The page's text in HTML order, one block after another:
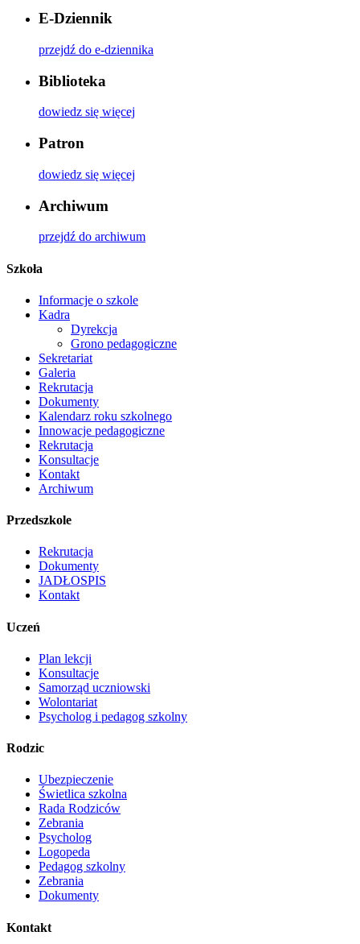
E-Dziennik
przejdź do e-dziennika
Biblioteka
dowiedz się więcej
Patron
dowiedz się więcej
Archiwum
przejdź do archiwum
Szkoła
Informacje o szkole
Kadra
Dyrekcja
Grono pedagogiczne
Sekretariat
Galeria
Rekrutacja
Dokumenty
Kalendarz roku szkolnego
Innowacje pedagogiczne
Rekrutacja
Konsultacje
Kontakt
Archiwum
Przedszkole
Rekrutacja
Dokumenty
JADŁOSPIS
Kontakt
Uczeń
Plan lekcji
Konsultacje
Samorząd uczniowski
Wolontariat
Psycholog i pedagog szkolny
Rodzic
Ubezpieczenie
Świetlica szkolna
Rada Rodziców
Zebrania
Psycholog
Logopeda
Pedagog szkolny
Zebrania
Dokumenty
Kontakt